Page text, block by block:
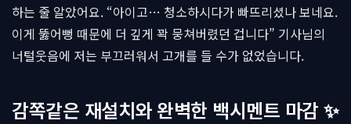
하는 줄 알았어요. “아이고… 청소하시다가 빠뜨리셨나 보네요.
이게 뚫어뻥 때문에 더 깊게 꽉 뭉쳐버렸던 겁니다” 기사님의
너털웃음에 저는 부끄러워서 고개를 들 수가 없었습니다.
감쪽같은 재설치와 완벽한 백시멘트 마감 ✨